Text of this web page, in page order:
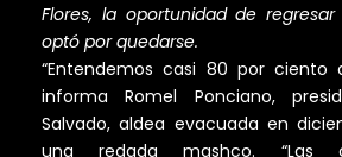
Flores, la oportunidad de
optó por quedarse.
“Entendemos casi 80 por ciento
informa Romel Ponciano,
Salvado, aldea evacuada en
una redada mashco. “Las